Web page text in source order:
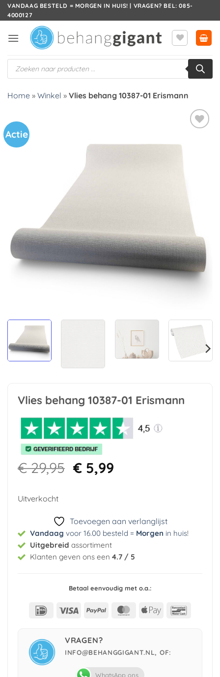
Ga
naar
VANDAAG BESTELD = MORGEN IN HUIS! | VRAGEN? BEL: 085-
4000127
Producten
zoeken
Home » Winkel » Vlies behang 10387-01 Erismann
Actie
Vlies behang 10387-01 Erismann
€29,95 Oorspronkelijke
prijs
€5,99Huidige
Uitverkocht
Toevoegen aan verlanglijst
Vandaag voor 16.00 besteld = Morgen in huis!
Uitgebreid assortiment
Klanten geven ons een 4.7 / 5
Betaal eenvoudig met o.a.:
IDeal Visa PayPal MasterCard
Apple
VRAGEN?
INFO@BEHANGGIGANT.NL, OF:
WhatsApp ons